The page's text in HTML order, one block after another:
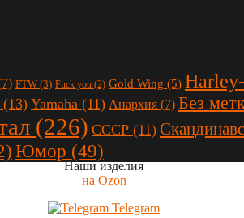
FTW (3) Fuck you (2) Gold Wing (5)
(13) Yamaha (11) Анархия (7) Без
(226) СССР (11)
Юмор (49)
Наши изделия
на Ozon
Telegram